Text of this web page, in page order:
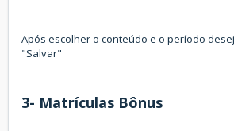
Após escolher o conteúdo e o período
"Salvar"
3- Matrículas Bônus